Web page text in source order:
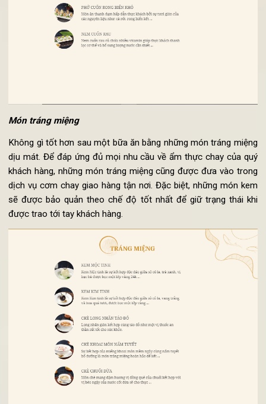
được lựa chọn giữa 3 món cuốn thanh tịnh, nhẹ nhàng.
biệt, những nem cuốn, phở cuốn từ rau không chỉ tốt cho
khỏe, mà còn rất hữu hiệu nếu bạn đang có ý định giảm cân.
Không gì tốt hơn sau một bữa ăn bằng những món tráng
dịu mát. Để đáp ứng đủ mọi nhu cầu về ẩm thực chay của
khách hàng, những món tráng miệng cũng được đưa vào
dịch vụ cơm chay giao hàng tận nơi. Đặc biệt, những món
sẽ được bảo quản theo chế độ tốt nhất để giữ trạng thái
được trao tới tay khách hàng.